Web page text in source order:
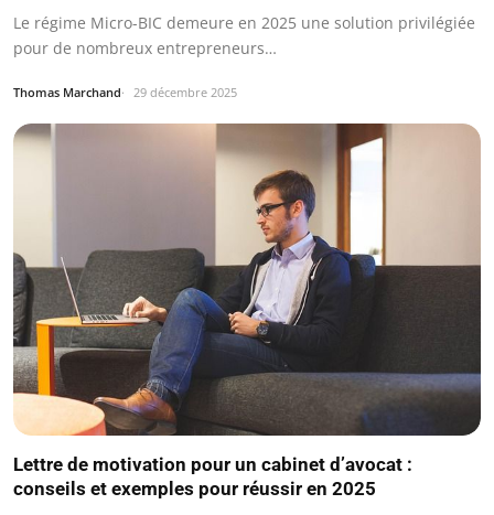
Le régime Micro-BIC demeure en 2025 une solution privilégiée
pour de nombreux entrepreneurs…
Thomas Marchand 29 décembre 2025
Lettre de motivation pour un cabinet d’avocat :
conseils et exemples pour réussir en 2025